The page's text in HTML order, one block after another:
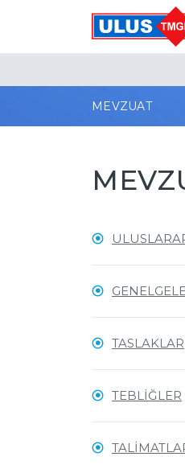
MEVZUAT
TASLAKLAR
TEBLİĞLER